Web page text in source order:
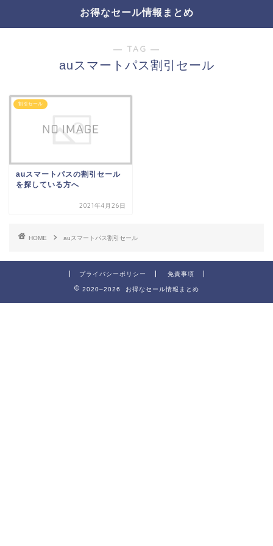
お得なセール情報まとめ
― TAG ―
auスマートパス割引セール
割引セール
auスマートパスの割引セール
を探している方へ
2021年4月26日
HOME auスマートパス割引セール
プライバシーポリシー 免責事項
2020–2026 お得なセール情報まとめ